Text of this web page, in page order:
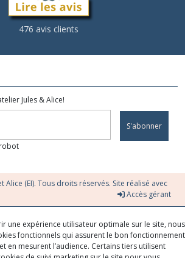
476 avis clients
Jules & Alice!
S'abonner
Alice (EI). Tous droits réservés. Site réalisé avec
Accès gérant
une expérience utilisateur optimale sur le site, nous
fonctionnels qui assurent le bon fonctionnement
en mesurent l’audience. Certains tiers utilisent